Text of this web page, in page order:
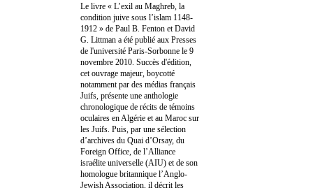
Le livre « L’exil au Maghreb, la
condition juive sous l’islam 1148-
1912 » de Paul B. Fenton et David
G. Littman a été publié aux Presses
de l'université Paris-Sorbonne le 9
novembre 2010. Succès d'édition,
cet ouvrage majeur, boycotté
notamment par des médias français
Juifs, présente une anthologie
chronologique de récits de témoins
oculaires en Algérie et au Maroc sur
les Juifs. Puis, par une sélection
d’archives du Quai d’Orsay, du
Foreign Office, de l’Alliance
israélite universelle (AIU) et de son
homologue britannique l’Anglo-
Jewish Association, il décrit les